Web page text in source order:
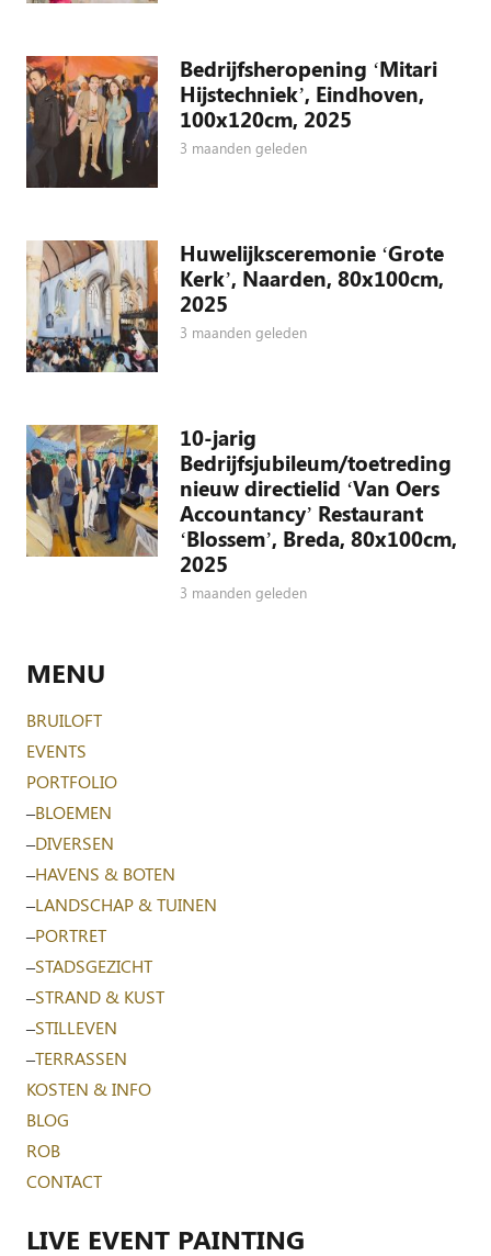
Bedrijfsheropening ‘Mitari
Hijstechniek’, Eindhoven,
100x120cm, 2025
3 maanden geleden
Huwelijksceremonie ‘Grote
Kerk’, Naarden, 80x100cm,
2025
3 maanden geleden
10-jarig
Bedrijfsjubileum/toetreding
nieuw directielid ‘Van Oers
Accountancy’ Restaurant
‘Blossem’, Breda, 80x100cm,
2025
3 maanden geleden
MENU
BRUILOFT
EVENTS
PORTFOLIO
–BLOEMEN
–DIVERSEN
–HAVENS & BOTEN
–LANDSCHAP & TUINEN
–PORTRET
–STADSGEZICHT
–STRAND & KUST
–STILLEVEN
–TERRASSEN
KOSTEN & INFO
BLOG
ROB
CONTACT
LIVE EVENT PAINTING